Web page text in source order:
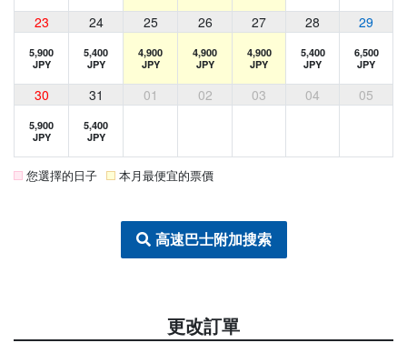
23 24 25 26 27 28 29
5,900
JPY
5,400
JPY
4,900
JPY
4,900
JPY
4,900
JPY
5,400
JPY
6,500
JPY
30 31 01 02 03 04 05
5,900
JPY
5,400
JPY
您選擇的日子 本月最便宜的票價
高速巴士附加搜索
更改訂單